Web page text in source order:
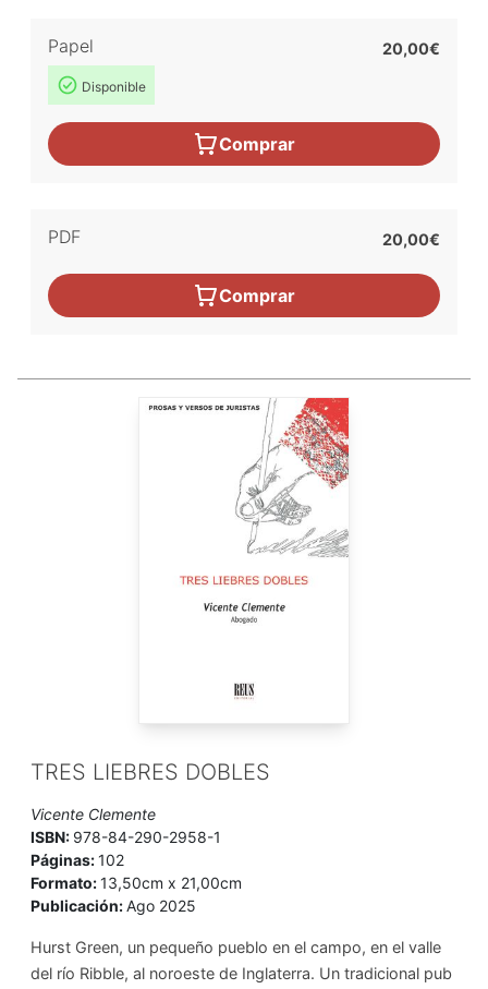
Papel
Disponible
20,00€
Comprar
PDF 20,00€
Comprar
TRES LIEBRES DOBLES
Vicente Clemente
ISBN: 978-84-290-2958-1
Páginas:102
Formato:13,50cm x 21,00cm
Publicación:Ago 2025
Hurst Green, un pequeño pueblo en el campo, en el valle
del río Ribble, al noroeste de Inglaterra. Un tradicional pub